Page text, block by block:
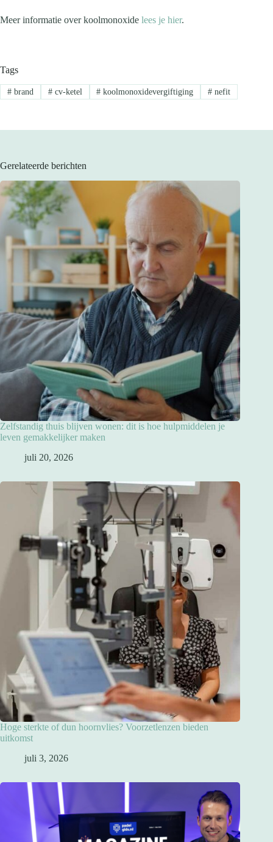
Meer informatie over koolmonoxide lees je hier.
Tags
#brand #cv-ketel # koolmonoxidevergiftiging # nefit
Gerelateerde berichten
Zelfstandig thuis blijven wonen: dit is hoe hulpmiddelen je
leven gemakkelijker maken
juli 20, 2026
Hoge sterkte of dun hoornvlies? Voorzetlenzen bieden
uitkomst
juli 3, 2026